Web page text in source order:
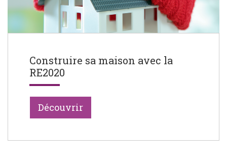
Construire sa maison avec la
RE2020
Découvrir